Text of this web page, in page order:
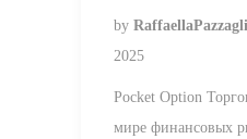
by
2025
Pocket Option
мире финансовых